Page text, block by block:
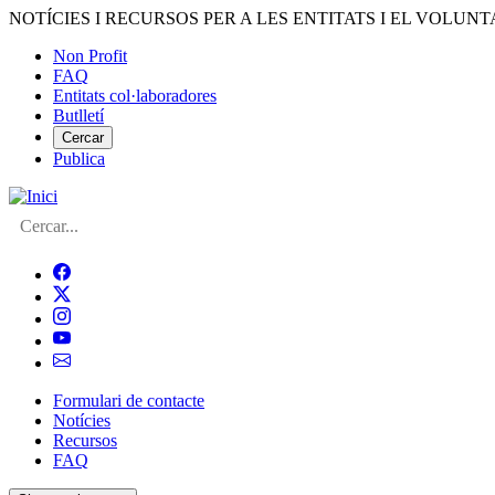
Vés
contingut
NOTÍCIES I RECURSOS PER A LES ENTITATS I EL
Menú
del
compte
d'usuari
Non Profit
FAQ
Entitats col·laboradores
Butlletí
Cercar
Publica
Cerca
Navegació
principal
de
Formulari de contacte
Notícies
Recursos
FAQ